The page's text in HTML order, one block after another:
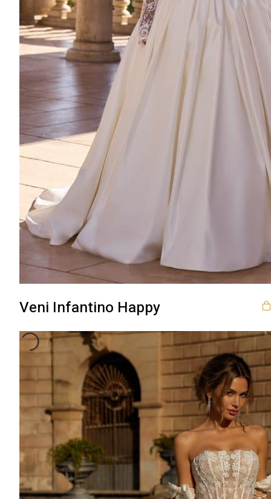
Veni Infantino Happy